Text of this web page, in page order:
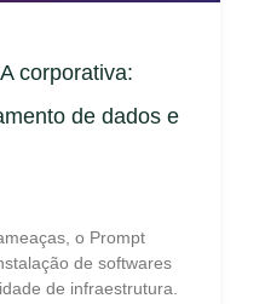
corporativa:
de dados e
o Prompt
de softwares
de infraestrutura.